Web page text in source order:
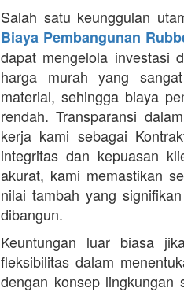
Salah satu keunggulan
Biaya Pembangunan
dapat mengelola investasi
harga murah yang
material, sehingga biaya
rendah. Transparansi
kerja kami sebagai
integritas dan kepuasan
akurat, kami memastikan
nilai tambah yang
dibangun.
Keuntungan luar biasa
fleksibilitas dalam
dengan konsep lingkungan